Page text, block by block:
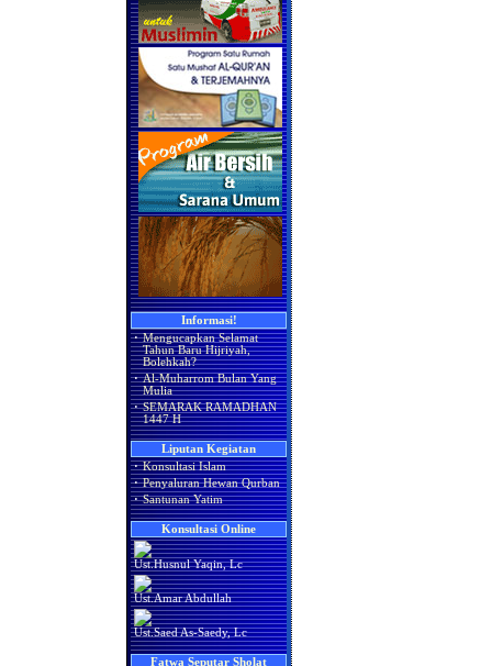
Informasi!
· Mengucapkan Selamat
Tahun Baru Hijriyah,
Bolehkah?
· Al-Muharrom Bulan Yang
Mulia
· SEMARAK RAMADHAN
1447 H
Liputan Kegiatan
· Konsultasi Islam
· Penyaluran Hewan Qurban
· Santunan Yatim
Konsultasi Online
Ust.Husnul Yaqin, Lc
Ust.Amar Abdullah
Ust.Saed As-Saedy, Lc
Fatwa Seputar Sholat